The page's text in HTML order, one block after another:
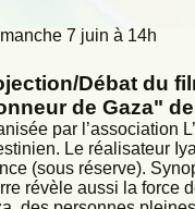
7 juin à 14h
Débat du
de Gaza"
par l’association
Le réalisateur
(sous réserve).
révèle aussi la force